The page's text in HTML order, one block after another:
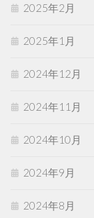
2025年2月
2025年1月
2024年12月
2024年11月
2024年10月
2024年9月
2024年8月